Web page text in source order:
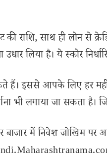
राशि, साथ ही लोन से
लिया है। ये स्कोर
हैं। इससे आपके लिए हर
भी लगाया जा सकता है।
में निवेश जोखिम पर